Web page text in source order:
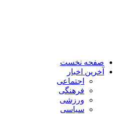
صفحه نخست
آخرین اخبار
اجتماعی
فرهنگی
ورزشی
سیاسی